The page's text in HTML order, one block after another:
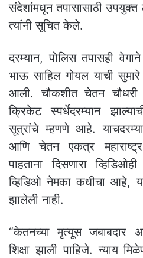
संदेशांमधून तपासासाठी उपयुक्त
त्यांनी सूचित केले.
दरम्यान, पोलिस तपासही
भाऊ साहिल गोयल याची
आली. चौकशीत चेतन
क्रिकेट स्पर्धेदरम्यान
सूत्रांचे म्हणणे आहे.
आणि चेतन एकत्र
पाहताना दिसणारा
व्हिडिओ नेमका कधीचा आहे,
झालेली नाही.
“केतनच्या मृत्यूस जबाबदार
शिक्षा झाली पाहिजे. न्याय